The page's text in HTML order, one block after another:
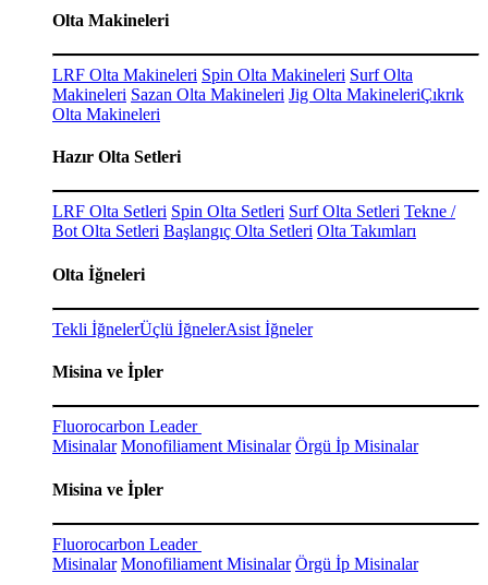
Olta Makineleri
LRF Olta Makineleri Spin Olta Makineleri Surf Olta
Makineleri Sazan Olta Makineleri Jig Olta MakineleriÇıkrık
Olta Makineleri
Hazır Olta Setleri
LRF Olta Setleri Spin Olta Setleri Surf Olta Setleri Tekne /
Bot Olta Setleri Başlangıç Olta Setleri Olta Takımları
Olta İğneleri
Tekli İğnelerÜçlü İğnelerAsist İğneler
Misina ve İpler
Fluorocarbon Leader
Misinalar Monofiliament Misinalar Örgü İp Misinalar
Misina ve İpler
Fluorocarbon Leader
Misinalar Monofiliament Misinalar Örgü İp Misinalar